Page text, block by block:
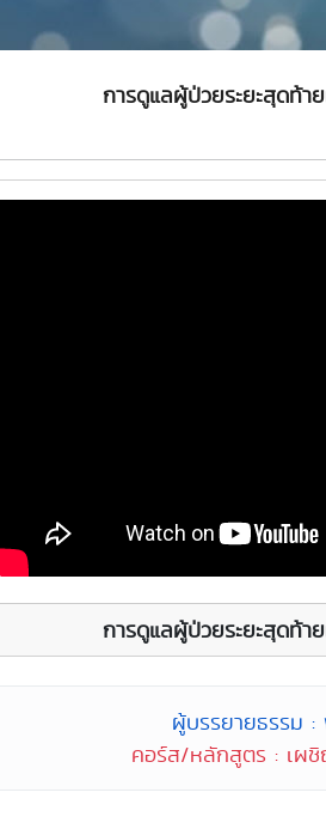
การดูแลผู้ป่วยระยะสุดท้า
การดูแลผู้ป่วยระยะสุดท้า
ผู้บรรยายธรรม :
คอร์ส/หลักสูตร : เผ